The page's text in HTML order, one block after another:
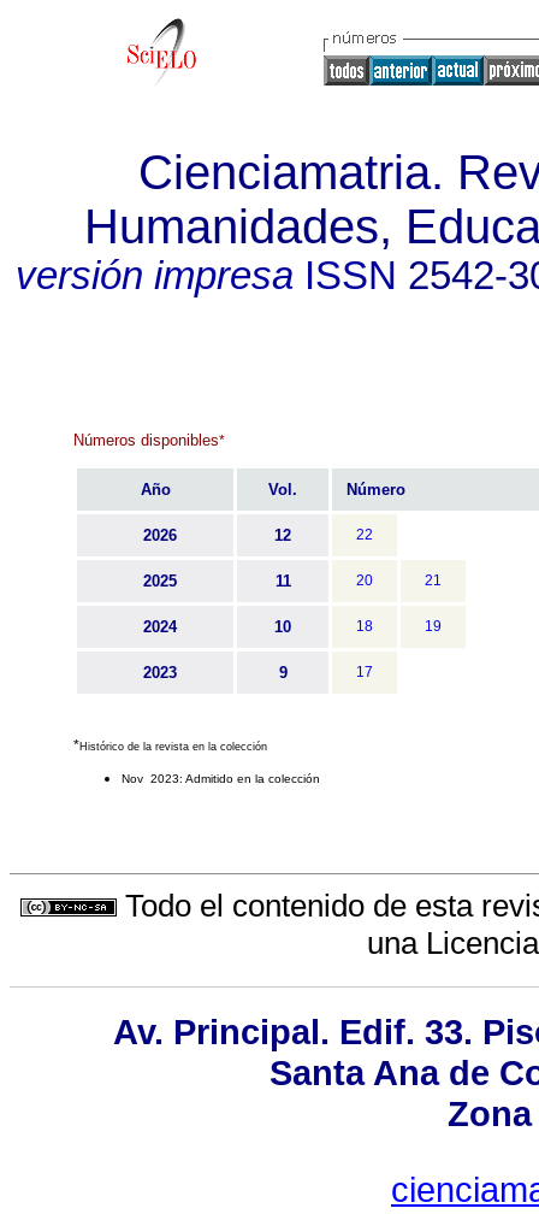
Cienciamatria.
Humanidades,
versión impresaISSN 2542-
Números disponibles*
Año Vol. Número
2026 12 22
2025 11 20 21
2024 10 18 19
2023 9 17
*Histórico de la revista en la colección
Nov 2023: Admitido en la colección
Todo el contenido de esta
una
Av. Principal. Edif. 33.
Santa Ana de